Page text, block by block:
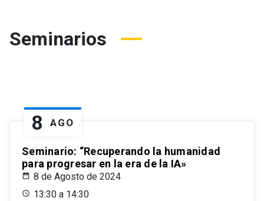
Seminarios
8 AGO
Seminario: “Recuperando la humanidad
para progresar en la era de la IA»
8 de Agosto de 2024
13:30 a 14:30